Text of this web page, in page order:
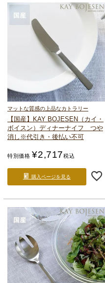
マットな質感の上品なカトラリー
【国産】KAY BOJESEN（カイ・
ボイスン） ディナーナイフ つや
消し ※代引き・後払い不可
特別価格 ¥2,717税込
購入ページを見る